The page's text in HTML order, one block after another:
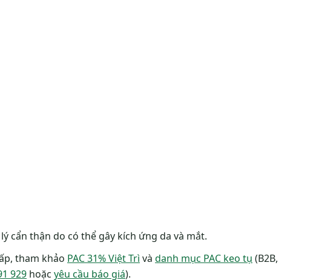
cẩn thận do có thể gây kích ứng da và mắt.
tham khảo PAC 31% Việt Trì và danh mục PAC keo tụ (B2B,
929 hoặc yêu cầu báo giá).